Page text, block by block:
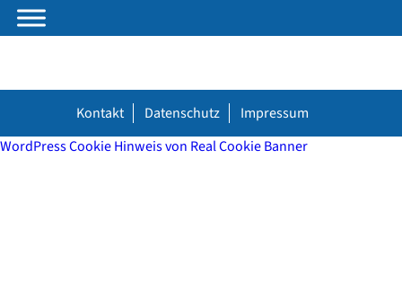
Kontakt Datenschutz
Impressum
WordPress Cookie Hinweis von Real Cookie Banner